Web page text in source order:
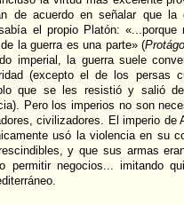
de acuerdo en señalar que
el propio Platón:
la guerra es una parte» (
imperial, la guerra suele
(excepto el de los persas
que se les resistió y salió
Pero los imperios no son
civilizadores. El imperio de
usó la violencia en su
y que sus armas
permitir negocios... imitando